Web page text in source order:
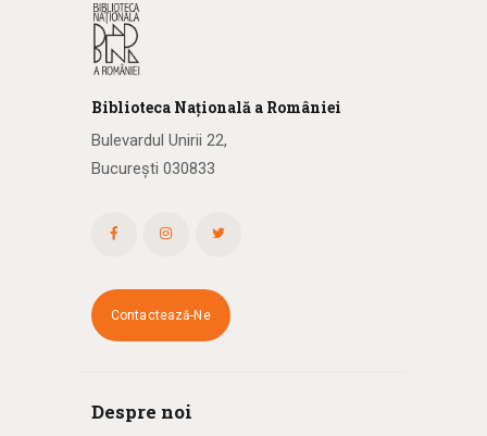
Biblioteca Națională a României
Bulevardul Unirii 22,
București 030833
Contactează-Ne
Despre noi